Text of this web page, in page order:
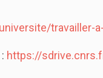
https://